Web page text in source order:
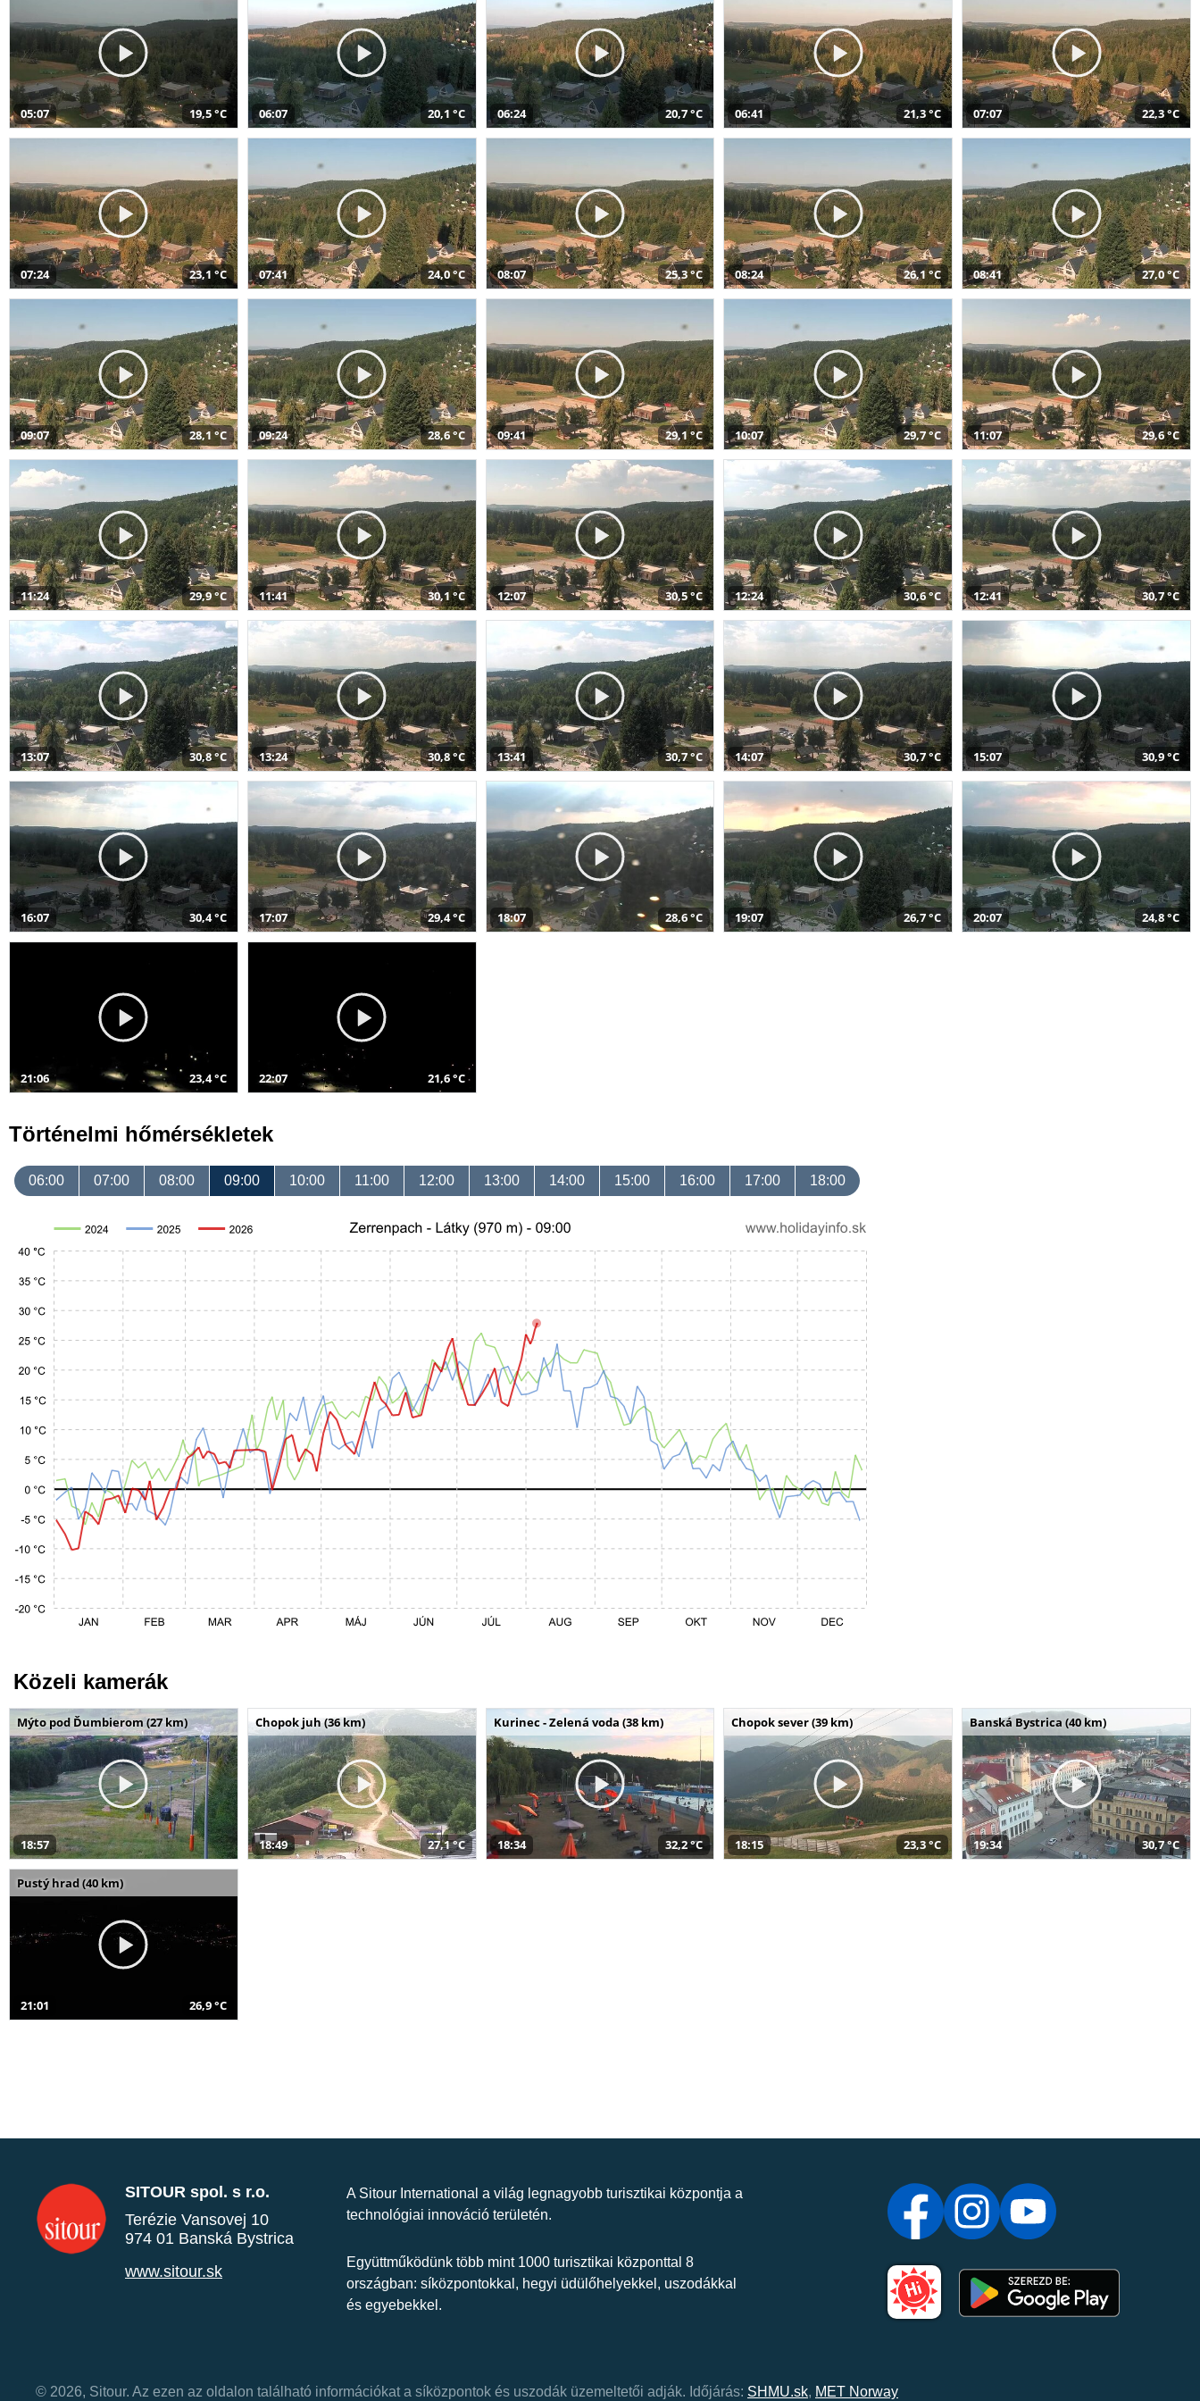
05:07 19,5 °C 06:07 20,1 °C 06:24 20,7 °C 06:41 21,3 °C 07:07 22,3 °C
07:24 23,1 °C 07:41 24,0 °C 08:07 25,3 °C 08:24 26,1 °C 08:41 27,0 °C
09:07 28,1 °C 09:24 28,6 °C 09:41 29,1 °C 10:07 29,7 °C 11:07 29,6 °C
11:24 29,9 °C 11:41 30,1 °C 12:07 30,5 °C 12:24 30,6 °C 12:41 30,7 °C
13:07 30,8 °C 13:24 30,8 °C 13:41 30,7 °C 14:07 30,7 °C 15:07 30,9 °C
16:07 30,4 °C 17:07 29,4 °C 18:07 28,6 °C 19:07 26,7 °C 20:07 24,8 °C
21:06 23,4 °C 22:07 21,6 °C
Történelmi hőmérsékletek
06:00 07:00 08:00 09:00 10:00 11:00 12:00 13:00 14:00 15:00 16:00 17:00 18:00
Közeli kamerák
Mýto pod Ďumbierom (27 km)
18:57
Chopok juh (36 km)
18:49 27,1 °C
Kurinec - Zelená voda (38 km)
18:34 32,2 °C
Chopok sever (39 km)
18:15 23,3 °C
Banská Bystrica (40 km)
19:34 30,7 °C
Pustý hrad (40 km)
21:01 26,9 °C
SITOUR spol. s r.o.
Terézie Vansovej 10
974 01 Banská Bystrica
www.sitour.sk
A Sitour International a világ legnagyobb turisztikai központja a
technológiai innováció területén.
Együttműködünk több mint 1000 turisztikai központtal 8
országban: síközpontokkal, hegyi üdülőhelyekkel, uszodákkal
és egyebekkel.
© 2026, Sitour. Az ezen az oldalon található információkat a síközpontok és uszodák üzemeltetői adják. Időjárás: SHMU.sk, MET Norway